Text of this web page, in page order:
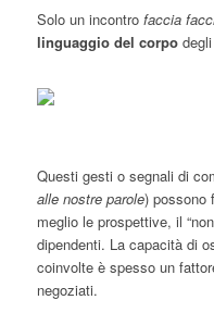
Solo un incontro faccia
linguaggio del corpodegli
Questi gesti o segnali di
alle nostre parole) possono
meglio le prospettive, il
dipendenti. La capacità di
coinvolte è spesso un
negoziati.